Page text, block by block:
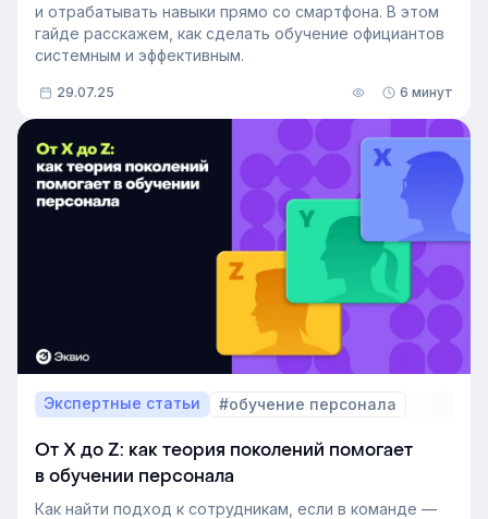
и отрабатывать навыки прямо со смартфона. В этом
гайде расскажем, как сделать обучение официантов
системным и эффективным.
29.07.25 6 минут
Экспертные статьи #обучение персонала
От Х до Z: как теория поколений помогает
в обучении персонала
Как найти подход к сотрудникам, если в команде —